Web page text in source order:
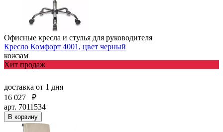
Офисные кресла и стулья для руководителя
Кресло Комфорт 4001, цвет черный
кожзам
Хит продаж
доставка от 1 дня
16 027
₽
арт. 7011534
В корзину